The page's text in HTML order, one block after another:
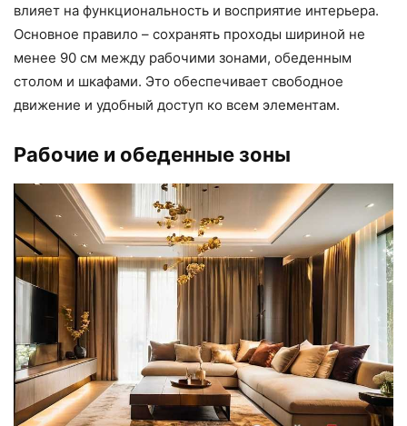
влияет на функциональность и восприятие интерьера.
Основное правило – сохранять проходы шириной не
менее 90 см между рабочими зонами, обеденным
столом и шкафами. Это обеспечивает свободное
движение и удобный доступ ко всем элементам.
Рабочие и обеденные зоны